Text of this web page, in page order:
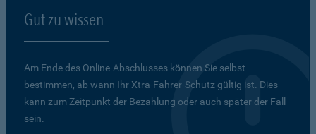
Gut zu wissen
Am Ende des Online-Abschlusses können Sie selbst
bestimmen, ab wann Ihr Xtra-Fahrer-Schutz gültig ist. Dies
kann zum Zeitpunkt der Bezahlung oder auch später der Fall
sein.